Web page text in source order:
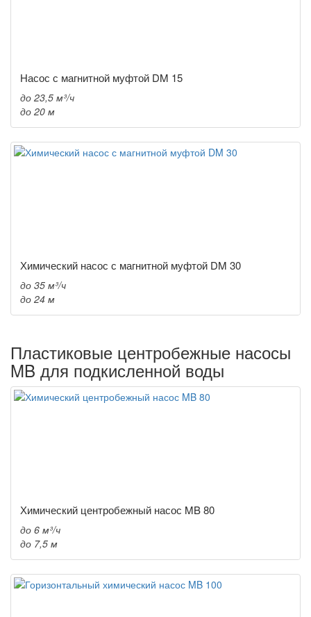
Насос с магнитной муфтой DM 15
до 23,5 м³/ч
до 20 м
Химический насос с магнитной муфтой DM 30
до 35 м³/ч
до 24 м
Пластиковые центробежные насосы
MB для подкисленной воды
Химический центробежный насос MB 80
до 6 м³/ч
до 7,5 м